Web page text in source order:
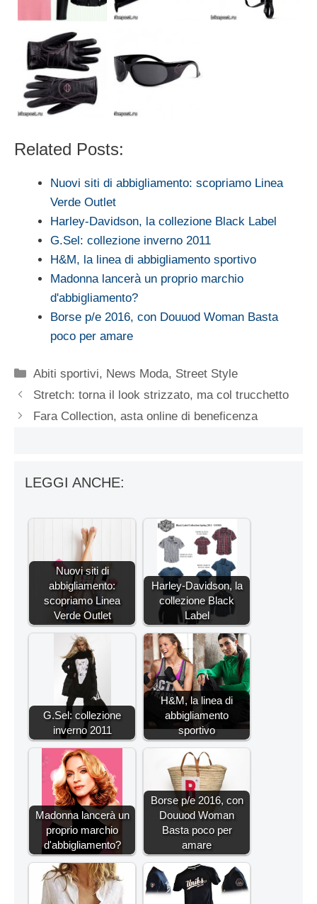
Related Posts:
Nuovi siti di abbigliamento: scopriamo Linea
Verde Outlet
Harley-Davidson, la collezione Black Label
G.Sel: collezione inverno 2011
H&M, la linea di abbigliamento sportivo
Madonna lancerà un proprio marchio
d'abbigliamento?
Borse p/e 2016, con Douuod Woman Basta
poco per amare
Categorie
Abiti sportivi, News Moda, Street Style
Stretch: torna il look strizzato, ma col trucchetto
Fara Collection, asta online di beneficenza
LEGGI ANCHE:
Nuovi siti di
abbigliamento:
scopriamo Linea
Verde Outlet
Harley-Davidson, la
collezione Black
Label
G.Sel: collezione
inverno 2011
H&M, la linea di
abbigliamento
sportivo
Madonna lancerà un
proprio marchio
d'abbigliamento?
Borse p/e 2016, con
Douuod Woman
Basta poco per
amare